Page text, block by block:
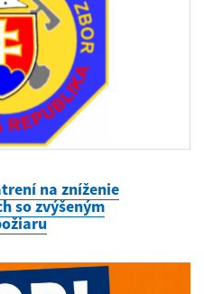
na zníženie
so zvýšeným